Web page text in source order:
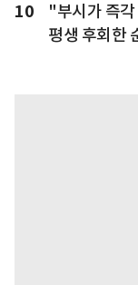
10
"부시가 즉
평생 후회한